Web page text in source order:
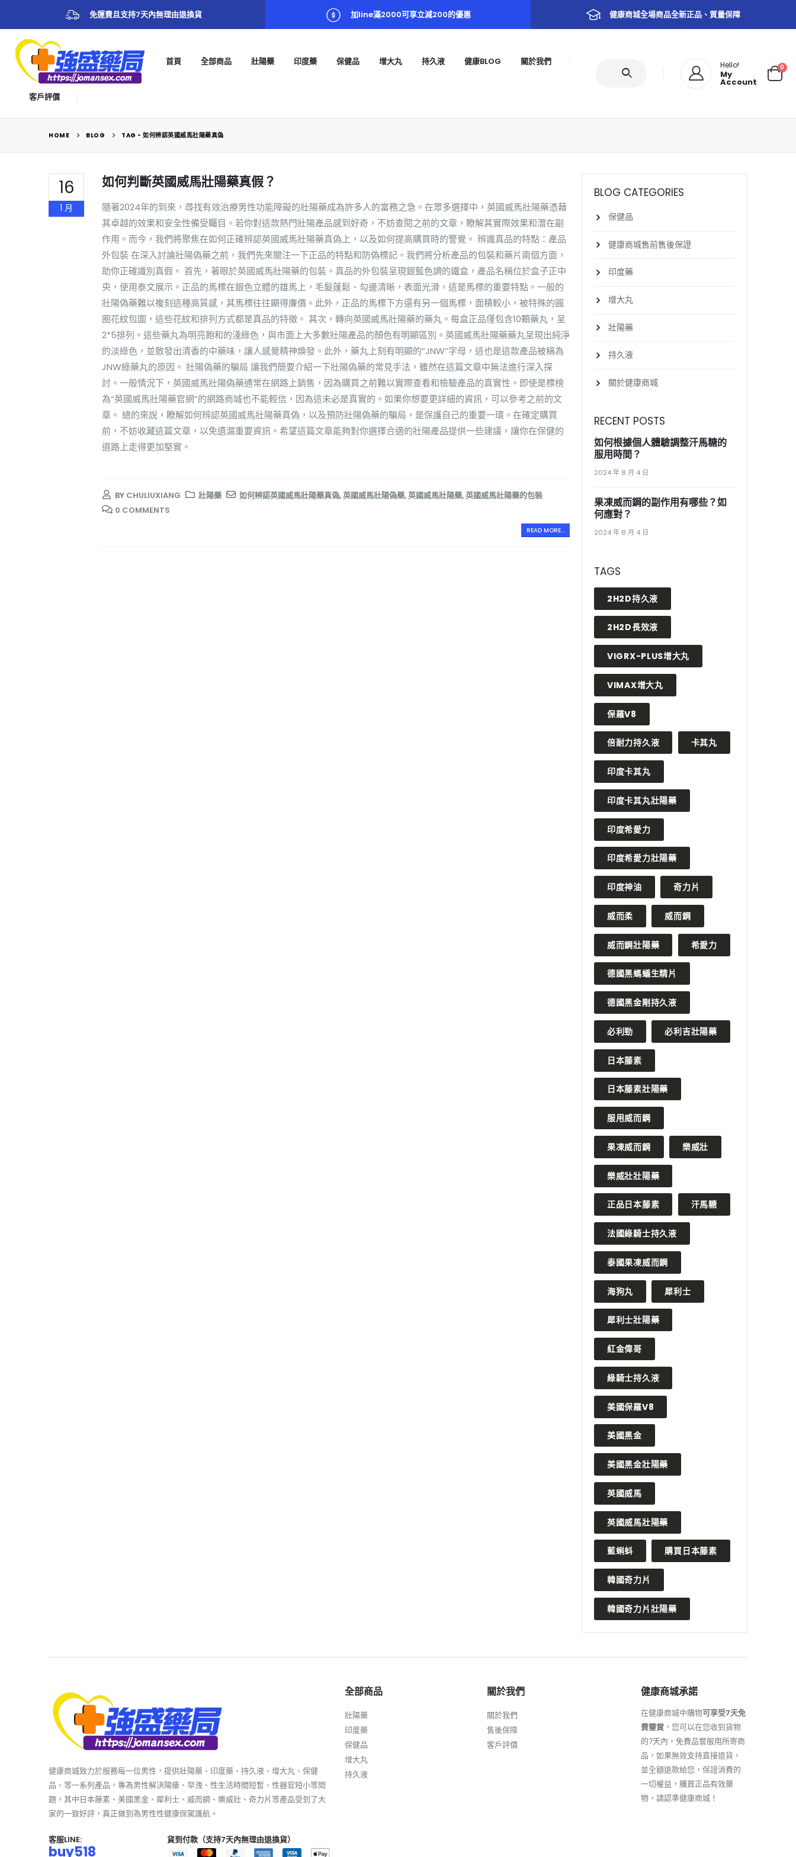
免運費且支持7天內無理由退換貨 加line滿2000可享立減200的優惠 健康商城全場商品全新正品、質量保障
首頁 全部商品 壯陽藥 印度藥 保健品 增大丸 持久液 健康BLOG 關於我們
客戶評價
Hello!
My
Account
0
HOME BLOG TAG - 如何辨認英國威馬壯陽藥真偽
16
1 月
如何判斷英國威馬壯陽藥真假？
隨著2024年的到來，尋找有效治療男性功能障礙的壯陽藥成為許多人的當務之急。在眾多選擇中，英國威馬壯陽藥憑藉
其卓越的效果和安全性備受矚目。若你對這款熱門壯陽產品感到好奇，不妨查閱之前的文章，瞭解其實際效果和潛在副
作用。而今，我們將聚焦在如何正確辨認英國威馬壯陽藥真偽上，以及如何提高購買時的警覺。 辨識真品的特點：產品
外包裝 在深入討論壯陽偽藥之前，我們先來關注一下正品的特點和防偽標記。我們將分析產品的包裝和藥片兩個方面，
助你正確識別真假。 首先，著眼於英國威馬壯陽藥的包裝。真品的外包裝呈現銀藍色調的鐵盒，產品名稱位於盒子正中
央，使用泰文展示。正品的馬標在銀色立體的雄馬上，毛髮蓬鬆、勾邊清晰，表面光滑，這是馬標的重要特點。一般的
壯陽偽藥難以複刻這種高質感，其馬標往往顯得廉價。此外，正品的馬標下方還有另一個馬標，面積較小，被特殊的圓
圈花紋包圍，這些花紋和排列方式都是真品的特徵。 其次，轉向英國威馬壯陽藥的藥丸。每盒正品僅包含10顆藥丸，呈
2*5排列。這些藥丸為明亮飽和的淺綠色，與市面上大多數壯陽產品的顏色有明顯區別。英國威馬壯陽藥藥丸呈現出純淨
的淡綠色，並散發出清香的中藥味，讓人感覺精神煥發。此外，藥丸上刻有明顯的“JNW”字母，這也是這款產品被稱為
JNW綠藥丸的原因。 壯陽偽藥的騙局 讓我們簡要介紹一下壯陽偽藥的常見手法，雖然在這篇文章中無法進行深入探
討。一般情況下，英國威馬壯陽偽藥通常在網路上銷售，因為購買之前難以實際查看和檢驗產品的真實性。即使是標榜
為“英國威馬壯陽藥官網”的網路商城也不能輕信，因為這未必是真實的。如果你想要更詳細的資訊，可以參考之前的文
章。 總的來說，瞭解如何辨認英國威馬壯陽藥真偽，以及預防壯陽偽藥的騙局，是保護自己的重要一環。在確定購買
前，不妨收藏這篇文章，以免遺漏重要資訊。希望這篇文章能夠對你選擇合適的壯陽產品提供一些建議，讓你在保健的
道路上走得更加堅實。
BY CHULIUXIANG 壯陽藥 如何辨認英國威馬壯陽藥真偽,英國威馬壯陽偽藥,英國威馬壯陽藥,英國威馬壯陽藥的包裝
0 COMMENTS
READ MORE...
BLOG CATEGORIES
保健品
健康商城售前售後保證
印度藥
增大丸
壯陽藥
持久液
關於健康商城
RECENT POSTS
如何根據個人體驗調整汗馬糖的
服用時間？
2024 年 8 月 4 日
果凍威而鋼的副作用有哪些？如
何應對？
2024 年 8 月 4 日
TAGS
2H2D持久液
2H2D長效液
VIGRX-PLUS增大丸
VIMAX增大丸
保羅V8
倍耐力持久液 卡其丸
印度卡其丸
印度卡其丸壯陽藥
印度希愛力
印度希愛力壯陽藥
印度神油 奇力片
威而柔 威而鋼
威而鋼壯陽藥 希愛力
德國黑螞蟻生精片
德國黑金剛持久液
必利勁 必利吉壯陽藥
日本藤素
日本藤素壯陽藥
服用威而鋼
果凍威而鋼 樂威壯
樂威壯壯陽藥
正品日本藤素 汗馬糖
法國綠騎士持久液
泰國果凍威而鋼
海狗丸 犀利士
犀利士壯陽藥
紅金偉哥
綠騎士持久液
美國保羅V8
美國黑金
美國黑金壯陽藥
英國威馬
英國威馬壯陽藥
藍蝌蚪 購買日本藤素
韓國奇力片
韓國奇力片壯陽藥
健康商城致力於服務每一位男性，提供壯陽藥、印度藥、持久液、增大丸、保健
品、等一系列產品，專為男性解決陽痿、早洩、性生活時間短暫、性器官短小等問
題，其中日本藤素、美國黑金、犀利士、威而鋼、樂威壯、奇力片等產品受到了大
家的一致好評，真正做到為男性性健康保駕護航。
客服LINE:
buy518
貨到付款（支持7天內無理由退換貨）
全部商品
壯陽藥
印度藥
保健品
增大丸
持久液
關於我們
關於我們
售後保障
客戶評價
健康商城承諾
在健康商城中購物可享受7天免
費鑒賞 ，您可以在您收到貨物
的7天內，免費品嘗服用所寄商
品，如果無效支持直接退貨，
並全額退款給您，保證消費的
一切權益，購買正品有效藥
物，請認準健康商城！